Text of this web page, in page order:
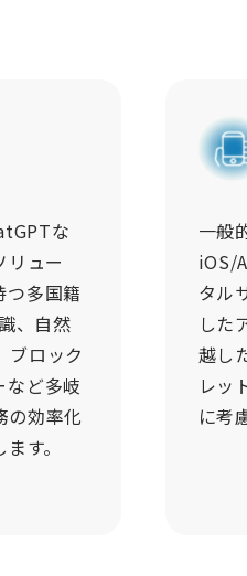
な
リュー
つ多国籍
、自然
ブロック
など多岐
の効率化
す。
一般
iOS/
タル
した
越し
レッ
に考